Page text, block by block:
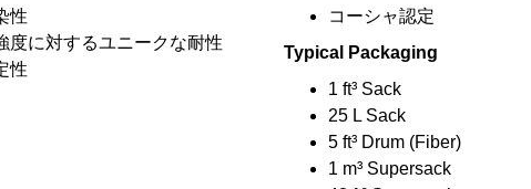
性
度に対するユニークな耐性
性
コーシャ認定
Typical Packaging
1 ft³ Sack
25 L Sack
5 ft³ Drum (Fiber)
1 m³ Supersack